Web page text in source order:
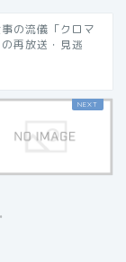
の流儀「クロマ
再放送・見逃